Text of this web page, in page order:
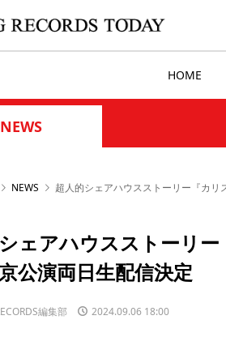
HOME
NEWS
NEWS 超人的シェアハウスストーリー『カ
ェアハウスストーリ
公演両日生配信決定
編集部 2024.09.06 18:00